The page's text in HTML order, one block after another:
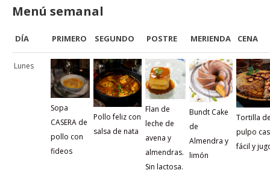
Menú semanal
DÍA PRIMERO SEGUNDO POSTRE MERIENDA CENA
Lunes
Sopa
CASERA de
pollo con
fideos
Pollo feliz con
salsa de nata
Flan de
leche de
avena y
almendras.
Sin lactosa.
Bundt Cake
de
Almendra y
limón
Tortilla
pulpo
fácil y